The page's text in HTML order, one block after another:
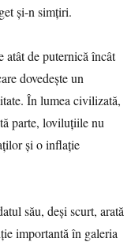
şi-n simţiri.
atât de puternică încât
dovedeşte un
În lumea civilizată,
parte, loviluţiile nu
şi o inflaţie
său, deşi scurt, arată
importantă în galeria